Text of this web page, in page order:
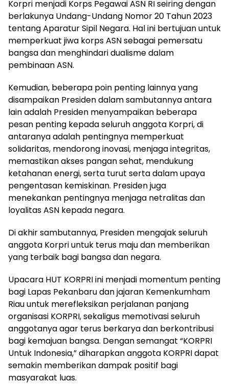
Korpri menjadi Korps Pegawai ASN RI seiring dengan
berlakunya Undang-Undang Nomor 20 Tahun 2023
tentang Aparatur Sipil Negara. Hal ini bertujuan untuk
memperkuat jiwa korps ASN sebagai pemersatu
bangsa dan menghindari dualisme dalam
pembinaan ASN.
Kemudian, beberapa poin penting lainnya yang
disampaikan Presiden dalam sambutannya antara
lain adalah Presiden menyampaikan beberapa
pesan penting kepada seluruh anggota Korpri, di
antaranya adalah pentingnya memperkuat
solidaritas, mendorong inovasi, menjaga integritas,
memastikan akses pangan sehat, mendukung
ketahanan energi, serta turut serta dalam upaya
pengentasan kemiskinan. Presiden juga
menekankan pentingnya menjaga netralitas dan
loyalitas ASN kepada negara.
Di akhir sambutannya, Presiden mengajak seluruh
anggota Korpri untuk terus maju dan memberikan
yang terbaik bagi bangsa dan negara.
Upacara HUT KORPRI ini menjadi momentum penting
bagi Lapas Pekanbaru dan jajaran Kemenkumham
Riau untuk merefleksikan perjalanan panjang
organisasi KORPRI, sekaligus memotivasi seluruh
anggotanya agar terus berkarya dan berkontribusi
bagi kemajuan bangsa. Dengan semangat “KORPRI
Untuk Indonesia,” diharapkan anggota KORPRI dapat
semakin memberikan dampak positif bagi
masyarakat luas.